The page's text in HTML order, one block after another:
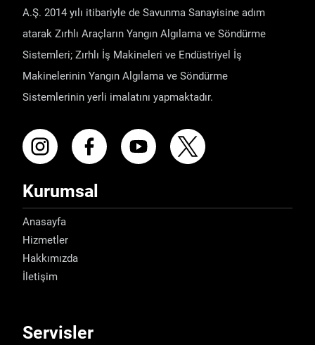
A.Ş. 2014 yılı itibariyle de Savunma Sanayisine adım
atarak Zırhlı Araçların Yangın Algılama ve Söndürme
Sistemleri; Zırhlı İş Makineleri ve Endüstriyel İş
Makinelerinin Yangın Algılama ve Söndürme
Sistemlerinin yerli imalatını yapmaktadır.
Kurumsal
Anasayfa
Hizmetler
Hakkımızda
İletişim
Servisler